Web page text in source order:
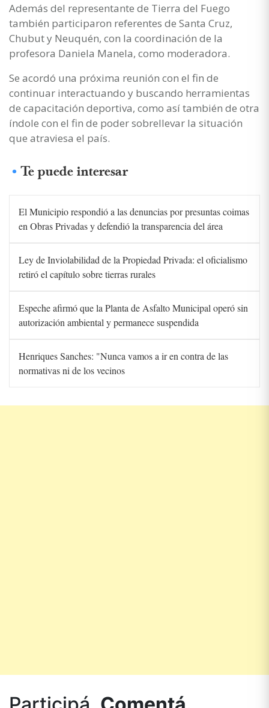
Además del representante de Tierra del Fuego
también participaron referentes de Santa Cruz,
Chubut y Neuquén, con la coordinación de la
profesora Daniela Manela, como moderadora.
Se acordó una próxima reunión con el fin de
continuar interactuando y buscando herramientas
de capacitación deportiva, como así también de otra
índole con el fin de poder sobrellevar la situación
que atraviesa el país.
Te puede interesar
El Municipio respondió a las denuncias por presuntas coimas
en Obras Privadas y defendió la transparencia del área
Ley de Inviolabilidad de la Propiedad Privada: el oficialismo
retiró el capítulo sobre tierras rurales
Espeche afirmó que la Planta de Asfalto Municipal operó sin
autorización ambiental y permanece suspendida
Henriques Sanches: "Nunca vamos a ir en contra de las
normativas ni de los vecinos